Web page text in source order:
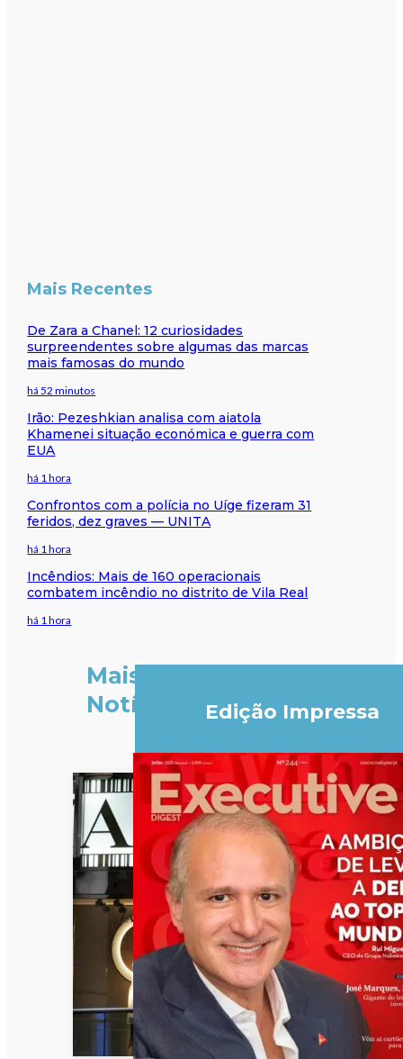
Mais Recentes
De Zara a Chanel: 12 curiosidades
surpreendentes sobre algumas das marcas
mais famosas do mundo
há 52 minutos
Irão: Pezeshkian analisa com aiatola
Khamenei situação económica e guerra com
EUA
há 1 hora
Confrontos com a polícia no Uíge fizeram 31
feridos, dez graves — UNITA
há 1 hora
Incêndios: Mais de 160 operacionais
combatem incêndio no distrito de Vila Real
há 1 hora
Mais
Notícias
Edição Impressa